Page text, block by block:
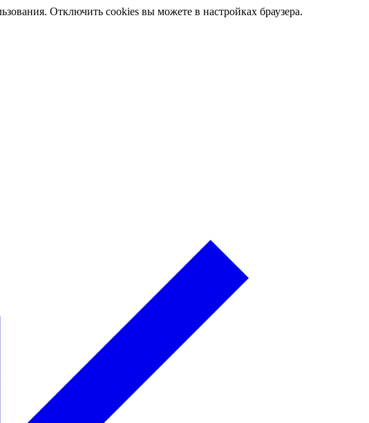
Отключить cookies вы можете в настройках браузера.